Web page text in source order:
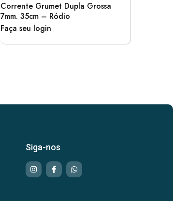
Corrente Grumet Dupla Grossa
7mm. 35cm – Ródio
Faça seu login
Siga-nos